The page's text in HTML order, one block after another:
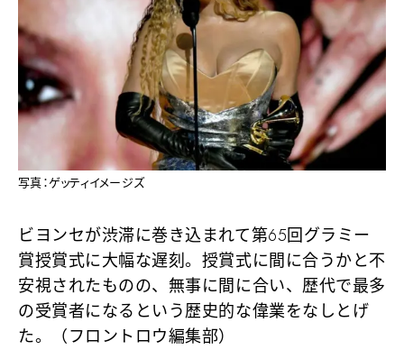
写真：ゲッティイメージズ
ビヨンセが渋滞に巻き込まれて第65回グラミー
賞授賞式に大幅な遅刻。授賞式に間に合うかと不
安視されたものの、無事に間に合い、歴代で最多
の受賞者になるという歴史的な偉業をなしとげ
た。（フロントロウ編集部）